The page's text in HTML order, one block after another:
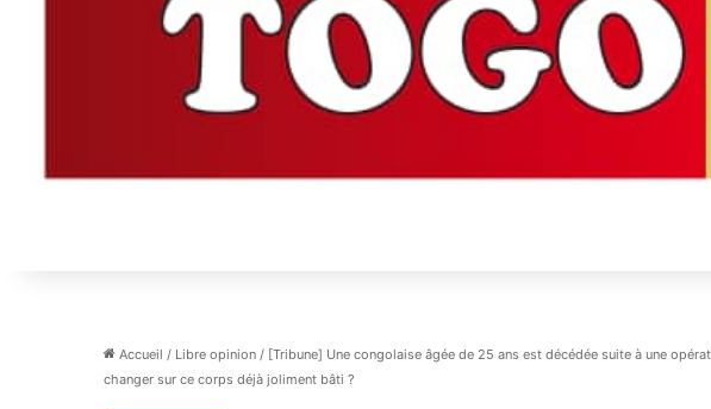
Accueil / Libre opinion / [Tribune] Une congolaise âgée de 25 ans est décédée suite à une
changer sur ce corps déjà joliment bâti ?